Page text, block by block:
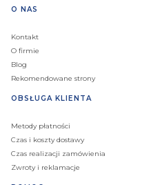
Linki w stopce
O NAS
Kontakt
O firmie
Blog
Rekomendowane strony
OBSŁUGA KLIENTA
Metody płatności
Czas i koszty dostawy
Czas realizacji zamówienia
Zwroty i reklamacje